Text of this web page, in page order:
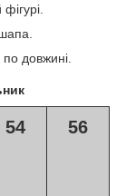
довжині.
54 56